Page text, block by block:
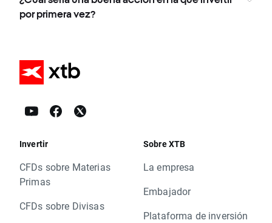
por primera vez?
Invertir
CFDs sobre Materias
Primas
CFDs sobre Divisas
Sobre XTB
La empresa
Embajador
Plataforma de inversión